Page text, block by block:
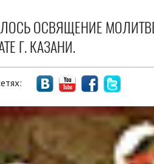
ОСВЯЩЕНИЕ
Г. КАЗАНИ.